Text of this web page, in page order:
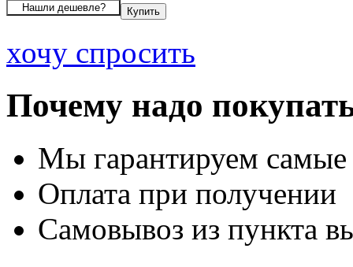
хочу спросить
Почему надо
Мы гарантируем
Оплата при получении
Самовывоз из пункта